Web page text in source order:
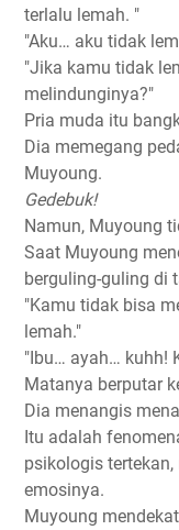
terlalu lemah. "
"Aku… aku tidak
"Jika kamu tidak
melindunginya?"
Pria muda itu
Dia memegang
Muyoung.
Gedebuk!
Namun, Muyoung
Saat Muyoung
berguling-guling di
"Kamu tidak bisa
lemah."
"Ibu… ayah… kuhh!
Matanya berputar
Dia menangis
Itu adalah
psikologis
emosinya.
Muyoung